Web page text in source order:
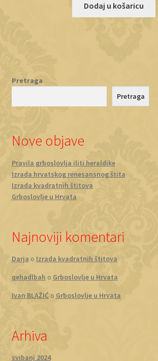
Dodaj u košaricu
Pretraga
Pretraga
Nove objave
Pravila grboslovlja iliti heraldike
Izrada hrvatskog renesansnog štita
Izrada kvadratnih štitova
Grboslovlje u Hrvata
Najnoviji komentari
Darja o Izrada kvadratnih štitova
qehadlbah o Grboslovlje u Hrvata
Ivan BLAŽIĆo Grboslovlje u Hrvata
Arhiva
svibanj 2024